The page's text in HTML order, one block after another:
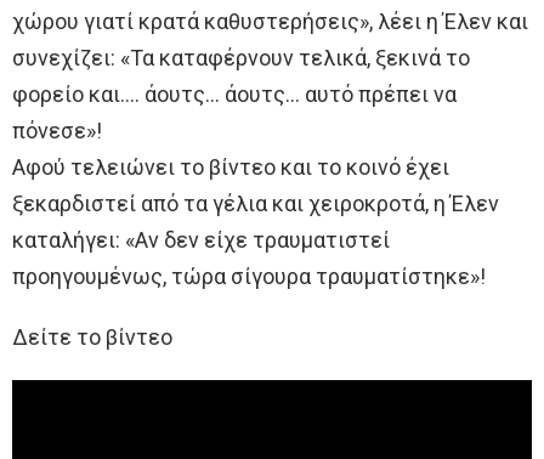
χώρου γιατί κρατά καθυστερήσεις», λέει η Έλεν και
συνεχίζει: «Τα καταφέρνουν τελικά, ξεκινά το
φορείο και…. άουτς… άουτς… αυτό πρέπει να
πόνεσε»!
Αφού τελειώνει το βίντεο και το κοινό έχει
ξεκαρδιστεί από τα γέλια και χειροκροτά, η Έλεν
καταλήγει: «Αν δεν είχε τραυματιστεί
προηγουμένως, τώρα σίγουρα τραυματίστηκε»!
Δείτε το βίντεο